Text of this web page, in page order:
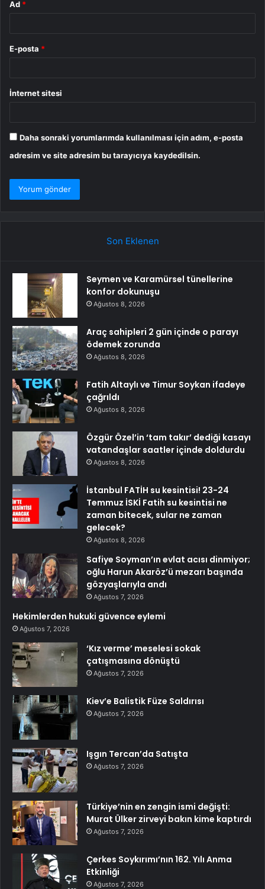
Ad *
E-posta *
İnternet sitesi
Daha sonraki yorumlarımda kullanılması için adım, e-posta
adresim ve site adresim bu tarayıcıya kaydedilsin.
Son Eklenen
Seymen ve Karamürsel tünellerine
konfor dokunuşu
Ağustos 8, 2026
Araç sahipleri 2 gün içinde o parayı
ödemek zorunda
Ağustos 8, 2026
Fatih Altaylı ve Timur Soykan ifadeye
çağrıldı
Ağustos 8, 2026
Özgür Özel’in ‘tam takır’ dediği kasayı
vatandaşlar saatler içinde doldurdu
Ağustos 8, 2026
İstanbul FATİH su kesintisi! 23-24
Temmuz İSKİ Fatih su kesintisi ne
zaman bitecek, sular ne zaman
gelecek?
Ağustos 8, 2026
Safiye Soyman’ın evlat acısı dinmiyor;
oğlu Harun Akaröz’ü mezarı başında
gözyaşlarıyla andı
Ağustos 7, 2026
Hekimlerden hukuki güvence eylemi
Ağustos 7, 2026
‘Kız verme’ meselesi sokak
çatışmasına dönüştü
Ağustos 7, 2026
Kiev’e Balistik Füze Saldırısı
Ağustos 7, 2026
Işgın Tercan’da Satışta
Ağustos 7, 2026
Türkiye’nin en zengin ismi değişti:
Murat Ülker zirveyi bakın kime kaptırdı
Ağustos 7, 2026
Çerkes Soykırımı’nın 162. Yılı Anma
Etkinliği
Ağustos 7, 2026